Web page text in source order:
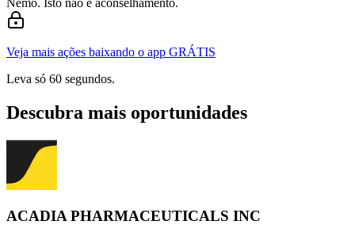
Veja mais ações baixando o app GRÁTIS
Leva só 60 segundos.
Descubra mais oportunidades
ACADIA PHARMACEUTICALS INC